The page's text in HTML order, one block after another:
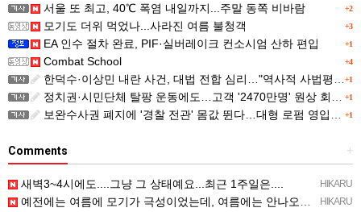
+2
서울 또 최고, 40℃ 폭염 내일까지...주말 동쪽 비바람
+3
모기도 더위 먹었나...사라진 여름 불청객
+1
EA 인수 절차 완료, PIF·실버레이크 컨소시엄 산하 편입
+4
Combat School
+1
한덕수·이상민 내란 사건, 대법 전합 심리…"역사적 사법평가"(종합)
+1
정치권·시민단체 탈팡 운동에도…고객 '2470만명' 원상 회복, "고물가에 돌팡"
+1
보완수사권 폐지에 '경찰 전관' 몸값 뛴다…대형 로펌 영입전쟁
+
Comments
HIKARU
새벽3~4시에도....그냥 그 상태예요...최근 1주일은....
HIKARU
예전에는 여름에 모기가 극성이었는데, 여름에는 안나오는 것 같은.....ㅎ ㅎ)